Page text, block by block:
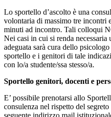
Lo sportello d’ascolto è una
volontaria di massimo tre incontri
minuti ad incontro. Tali colloqui
Nei casi in cui si renda necessaria
adeguata sarà cura dello
sportello e i genitori di tale
con lo/a studente/ssa stesso/a.
Sportello genitori, docenti e
E’ possibile prenotarsi allo
consulenza nel rispetto del
seguente indirizzo mail